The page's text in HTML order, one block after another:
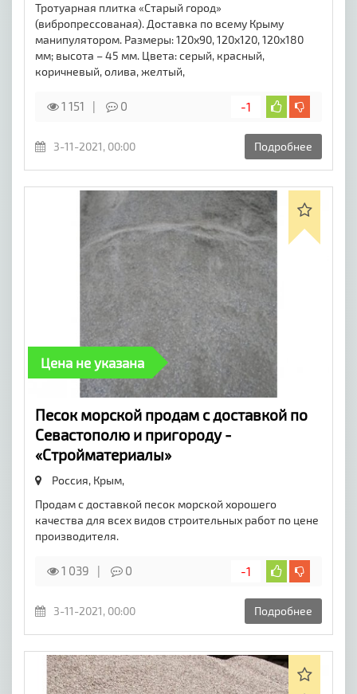
Тротуарная плитка «Старый город»
(вибропрессованая). Доставка по всему Крыму
манипулятором. Размеры: 120х90, 120х120, 120х180
мм; высота – 45 мм. Цвета: серый, красный,
коричневый, олива, желтый,
1 151 0 -1
3-11-2021, 00:00 Подробнее
Цена не указана
Песок морской продам с доставкой по
Севастополю и пригороду -
«Стройматериалы»
Россия, Крым,
Продам с доставкой песок морской хорошего
качества для всех видов строительных работ по цене
производителя.
1 039 0 -1
3-11-2021, 00:00 Подробнее